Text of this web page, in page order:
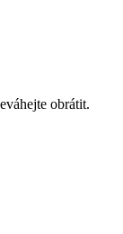
obrátit.